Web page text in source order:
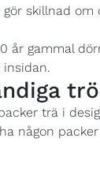
skillnad
år gammal
trä i
någon